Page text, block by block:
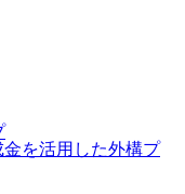
を活用した外構プ